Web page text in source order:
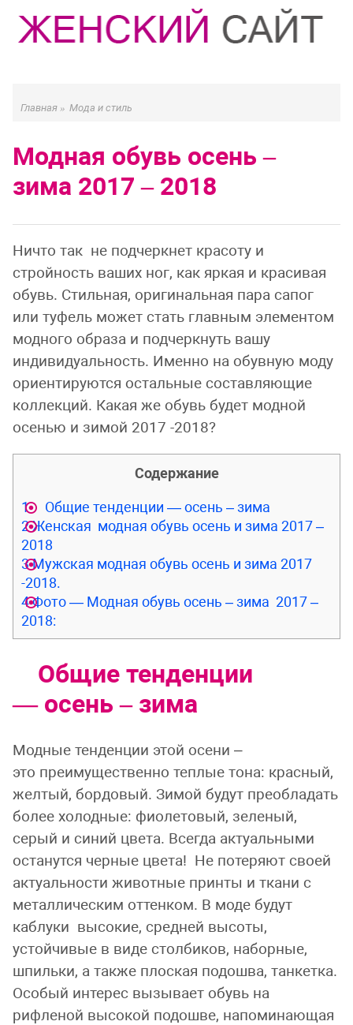
Главная » Мода и стиль
Модная обувь осень –
зима 2017 – 2018
Ничто так не подчеркнет красоту и
стройность ваших ног, как яркая и красивая
обувь. Стильная, оригинальная пара сапог
или туфель может стать главным элементом
модного образа и подчеркнуть вашу
индивидуальность. Именно на обувную моду
ориентируются остальные составляющие
коллекций. Какая же обувь будет модной
осенью и зимой 2017 -2018?
Содержание
1Общие тенденции — осень – зима
2Женская модная обувь осень и зима 2017 –
2018
3Мужская модная обувь осень и зима 2017
-2018.
4Фото — Модная обувь осень – зима 2017 –
2018:
Общие тенденции
— осень – зима
Модные тенденции этой осени –
это преимущественно теплые тона: красный,
желтый, бордовый. Зимой будут преобладать
более холодные: фиолетовый, зеленый,
серый и синий цвета. Всегда актуальными
останутся черные цвета! Не потеряют своей
актуальности животные принты и ткани с
металлическим оттенком. В моде будут
каблуки высокие, средней высоты,
устойчивые в виде столбиков, наборные,
шпильки, а также плоская подошва, танкетка.
Особый интерес вызывает обувь на
рифленой высокой подошве, напоминающая